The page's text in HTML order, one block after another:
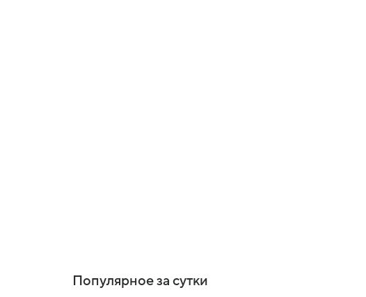
Популярное за сутки